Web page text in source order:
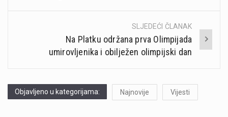
SLJEDEĆI ČLANAK
Na Platku održana prva Olimpijada
umirovljenika i obilježen olimpijski dan
Objavljeno u kategorijama: Najnovije Vijesti